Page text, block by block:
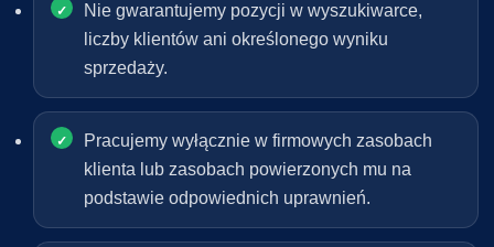
Nie gwarantujemy pozycji w wyszukiwarce,
liczby klientów ani określonego wyniku
sprzedaży.
Pracujemy wyłącznie w firmowych zasobach
klienta lub zasobach powierzonych mu na
podstawie odpowiednich uprawnień.